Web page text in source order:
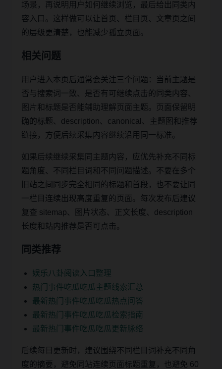
场景，再说明用户如何继续浏览，最后给出同类内
容入口。这样做可以让首页、栏目页、文章页之间
的层级更清楚，也能减少孤立页面。
相关问题
用户进入本页后通常会关注三个问题：当前主题是
否与搜索词一致、是否有可继续点击的同类内容、
图片和标题是否能辅助理解页面主题。页面保留明
确的标题、description、canonical、主题图和推荐
链接，方便后续采集内容继续沿用同一标准。
如果后续继续采集同主题内容，应优先补充不同标
题角度、不同栏目词和不同问题描述。不要在多个
旧站之间同步完全相同的标题和首段，也不要让同
一栏目连续出现高度重复的页面。每次发布后建议
复查 sitemap、图片状态、正文长度、description
长度和站内推荐是否可点击。
同类推荐
娱乐八卦阅读入口整理
热门事件吃瓜吃瓜主题线索汇总
最新热门事件吃瓜吃瓜热点问答
最新热门事件吃瓜吃瓜检索指南
最新热门事件吃瓜吃瓜更新脉络
后续每日更新时，建议围绕不同栏目词补充不同角
度的摘要，避免同站连续页面标题重复，也避免 60